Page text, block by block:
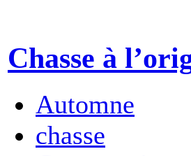
Chasse à
Automne
chasse